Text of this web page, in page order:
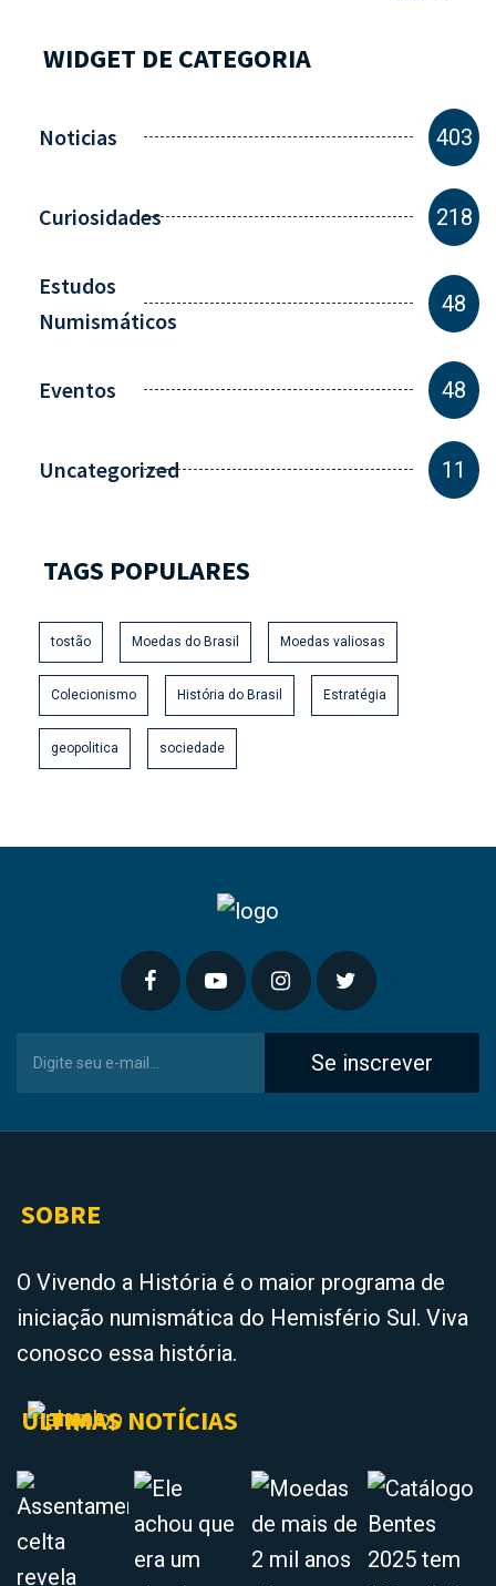
WIDGET DE CATEGORIA
Noticias 403
Curiosidades 218
Estudos
Numismáticos
48
Eventos 48
Uncategorized 11
TAGS POPULARES
tostão Moedas do Brasil Moedas valiosas
Colecionismo História do Brasil Estratégia
geopolitica sociedade
Se inscrever
SOBRE
O Vivendo a História é o maior programa de
iniciação numismática do Hemisfério Sul. Viva
conosco essa história.
ÚLTIMAS NOTÍCIAS